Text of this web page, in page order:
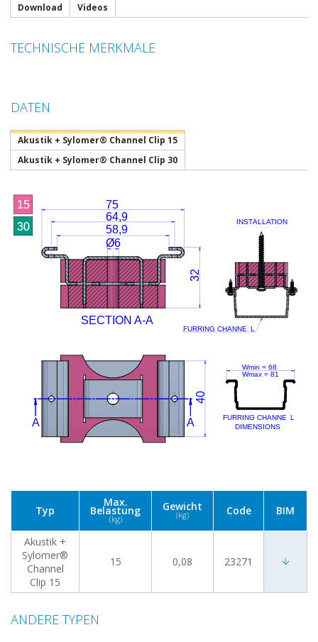
Download
Videos
TECHNISCHE MERKMALE
DATEN
Akustik + Sylomer® Channel Clip 15
Akustik + Sylomer® Channel Clip 30
Typ
Max.
Belastung
(kg)
Gewicht
(kg) Code BIM
Akustik +
Sylomer®
Channel
Clip 15
15 0,08 23271
ANDERE TYPEN